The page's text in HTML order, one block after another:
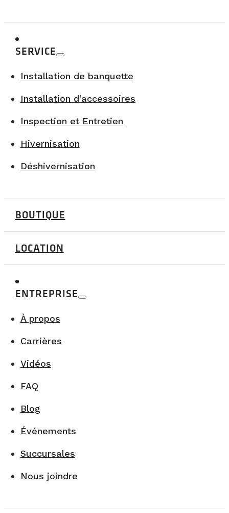
SERVICE
Installation de banquette
Installation d'accessoires
Inspection et Entretien
Hivernisation
Déshivernisation
BOUTIQUE
LOCATION
ENTREPRISE
À propos
Carrières
Vidéos
FAQ
Blog
Événements
Succursales
Nous joindre